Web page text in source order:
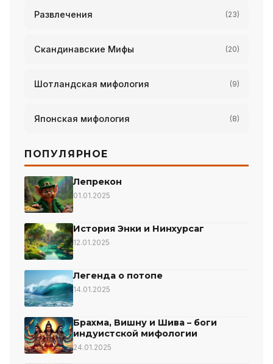
Развлечения (23)
Скандинавские Мифы (20)
Шотландская мифология (9)
Японская мифология (8)
ПОПУЛЯРНОЕ
Лепрекон
01.01.2025
История Энки и Нинхурсаг
12.01.2025
Легенда о потопе
14.01.2025
Брахма, Вишну и Шива – боги
индуистской мифологии
24.01.2025